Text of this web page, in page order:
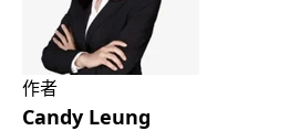
作者
Candy Leung